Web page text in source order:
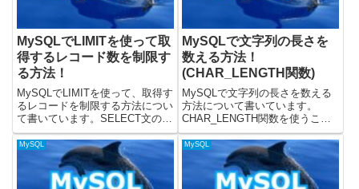
MySQLでLIMITを使って取
得するレコード数を制限す
る方法！
MySQLでLIMITを使って、取得す
るレコードを制限する方法につい
て書いています。SELECT文の実
行時にLIMITを使うことで、取得
してくるレコード数を制限するこ
とができます。公式の記事には、
SELECTのページに書いていまし
た。載せて...
MySQLで文字列の長さを
数える方法！
(CHAR_LENGTH関数)
MySQLで文字列の長さを数える
方法について書いています。
CHAR_LENGTH関数を使うこと
で、文字列の長さを数えることが
できます。公式のこちらに
CHAR_LENGTH関数についての
記載があります。載せているSQL
はMySQLのバージョン...
MySQL MySQL